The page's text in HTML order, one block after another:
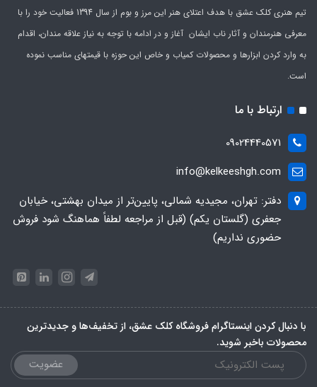
تیم هنری کلک عشق با هدف اعتلای هنر این مرز و بوم از سال 1394 فعالیت خود را با
معرفی هنرمندان و آثار ناب ایشان آغاز و در ادامه با توجه به نیاز علاقه مندان، اقدام
به وارد کردن ابزارها و محصولات کمیاب و خاص این حوزه با قیمتهای مناسب نموده
است.
ارتباط با ما
09024440571
info@kelkeeshgh.com
دفتر: تهران، مجیدیه شمالی، پایین‌تر از میدان بهشتی، خیابان
جعفری (گلستان یکم) (قبل از مراجعه لطفاً هماهنگ شود فروش
حضوری نداریم)
با دنبال کردن اینستاگرام فروشگاه کلک عشق، از تخفیف‌ها و جدیدترین‌
محصولات باخبر شوید.
عضویت